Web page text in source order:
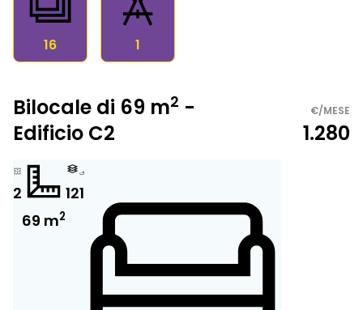
16 1
Bilocale di 69 m2 -
Edificio C2
€/MESE
1.280
2
69 m2
121